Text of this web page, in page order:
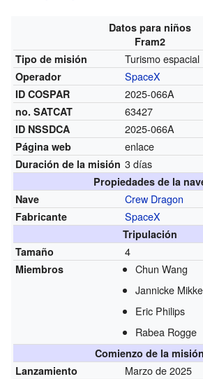
Datos para niños
Fram2
Tipo de misión
Turismo espacial
Operador SpaceX
ID COSPAR 2025-066A
no. SATCAT 63427
ID NSSDCA 2025-066A
Página web enlace
Duración de la misión 3 días
Propiedades de la
Nave
Crew Dragon
Fabricante SpaceX
Tripulación
Tamaño
4
Miembros
Chun Wang
Jannicke
Eric Philips
Rabea Rogge
Comienzo de la misión
Lanzamiento
Marzo de 2025